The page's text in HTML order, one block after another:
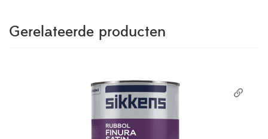
Gerelateerde producten